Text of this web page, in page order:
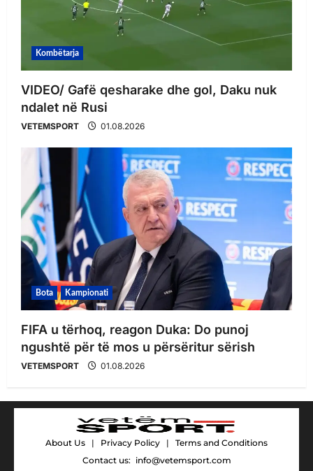
Kombëtarja
VIDEO/ Gafë qesharake dhe gol, Daku nuk
ndalet në Rusi
VETEMSPORT 01.08.2026
Bota Kampionati
FIFA u tërhoq, reagon Duka: Do punoj
ngushtë për të mos u përsëritur sërish
VETEMSPORT 01.08.2026
About Us | Privacy Policy |
Terms and Conditions
Contact us: info@vetemsport.com